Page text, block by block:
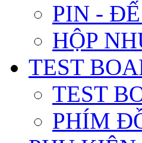
PIN -
HỘP
TEST
TEST
PHÍM